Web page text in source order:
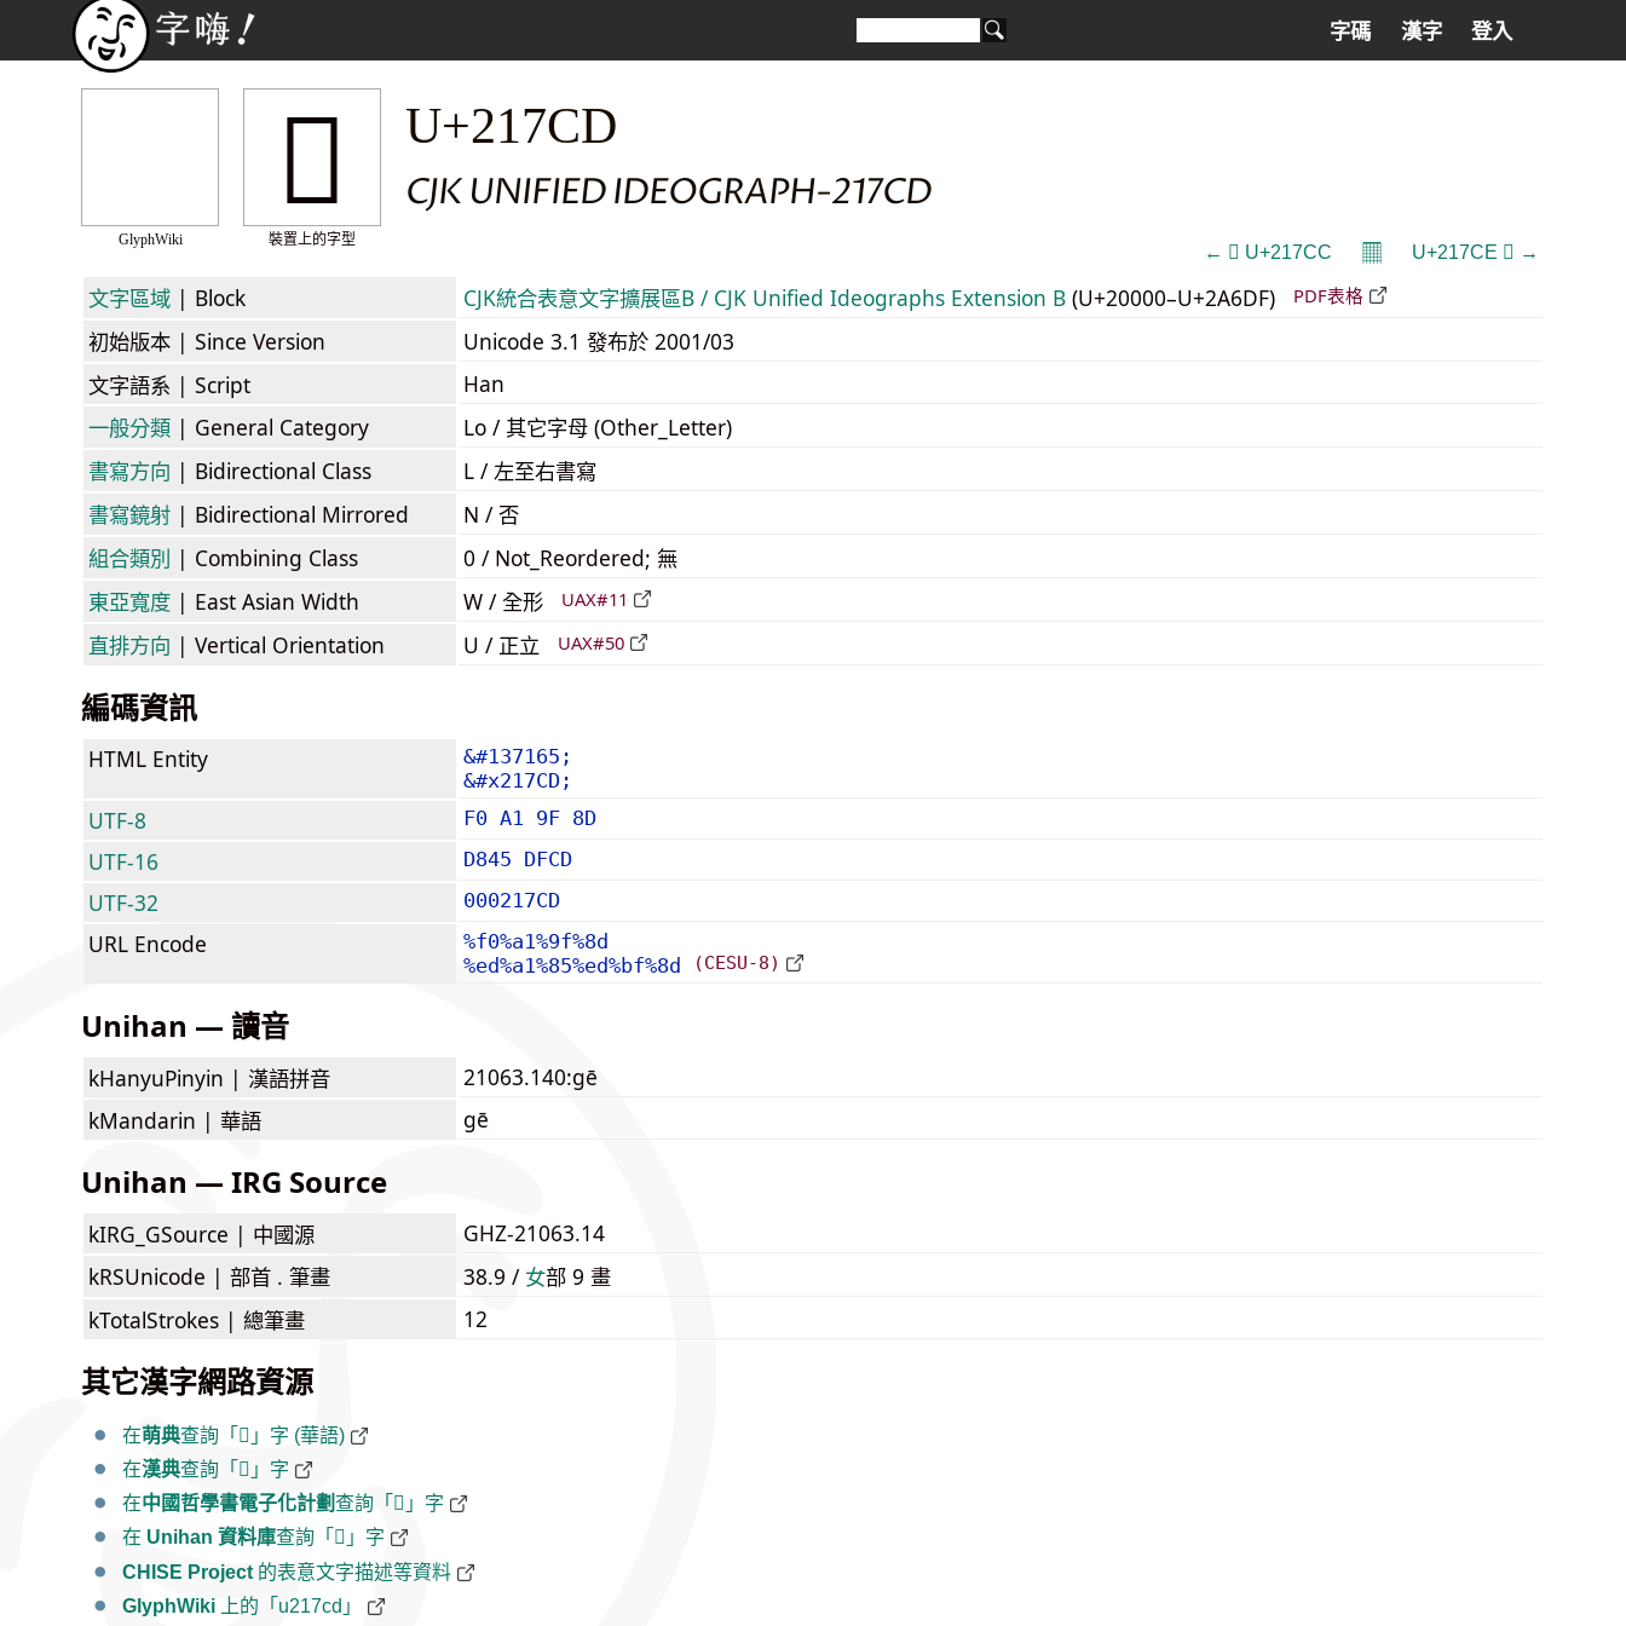
字碼 漢字 登入
GlyphWiki
𡟍
裝置上的字型
U+217CD
CJK UNIFIED IDEOGRAPH-217CD
← 𡟌 U+217CC 𝄜 U+217CE 𡟎 →
文字區域 | Block CJK統合表意文字擴展區B / CJK Unified Ideographs Extension B (U+20000–U+2A6DF) PDF表格
初始版本 | Since Version
Unicode 3.1 發布於 2001/03
文字語系 | Script
Han
一般分類 | General Category
Lo / 其它字母 (Other_Letter)
書寫方向 | Bidirectional Class
L / 左至右書寫
書寫鏡射 | Bidirectional Mirrored
N / 否
組合類別 | Combining Class
0 / Not_Reordered; 無
東亞寬度 | East Asian Width W / 全形 UAX#11
直排方向 | Vertical Orientation U / 正立 UAX#50
編碼資訊
HTML Entity
&#137165;
&#x217CD;
UTF-8 F0 A1 9F 8D
UTF-16 D845 DFCD
UTF-32 000217CD
URL Encode
%f0%a1%9f%8d
%ed%a1%85%ed%bf%8d
(CESU-8)
Unihan — 讀音
kHanyuPinyin | 漢語拼音
21063.140:gē
kMandarin | 華語 gē
Unihan — IRG Source
kIRG_GSource | 中國源
GHZ-21063.14
kRSUnicode | 部首 . 筆畫 38.9 / ⼥部 9 畫
kTotalStrokes | 總筆畫 12
其它漢字網路資源
在萌典查詢「𡟍」字 (華語)
在漢典查詢「𡟍」字
在中國哲學書電子化計劃 查詢「𡟍」字
在 Unihan 資料庫查詢「𡟍」字
CHISE Project 的表意文字描述等資料
GlyphWiki 上的「u217cd」